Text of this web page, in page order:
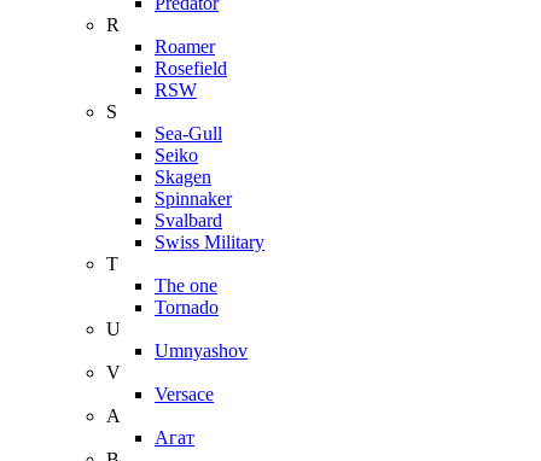
R
Roamer
Rosefield
RSW
S
Sea-Gull
Seiko
Skagen
Spinnaker
Svalbard
Swiss Military
T
The one
Tornado
U
Umnyashov
V
Versace
А
Агат